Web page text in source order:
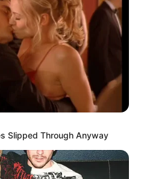
Slipped Through Anyway